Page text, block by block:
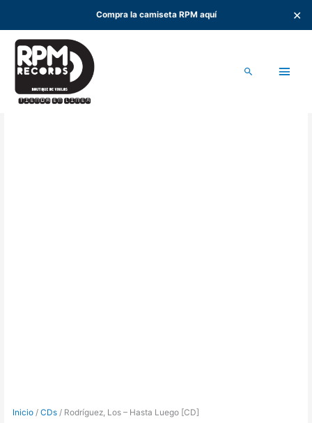
Compra la camiseta RPM aquí ✕
contenido
Buscar
Inicio /CDs / Rodríguez, Los – Hasta Luego [CD]